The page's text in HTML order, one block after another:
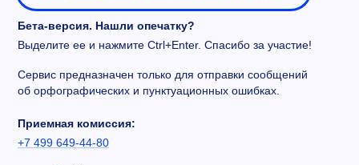
Бета-версия. Нашли опечатку?
Выделите ее и нажмите Ctrl+Enter. Спасибо за участие!
Сервис предназначен только для отправки сообщений
об орфографических и пунктуационных ошибках.
Приемная комиссия:
+7 499 649-44-80